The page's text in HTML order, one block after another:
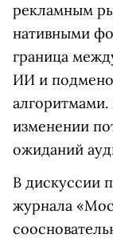
рекламным
нативными
граница
ИИ и
изменении
ожиданий
В дискуссии
журнала